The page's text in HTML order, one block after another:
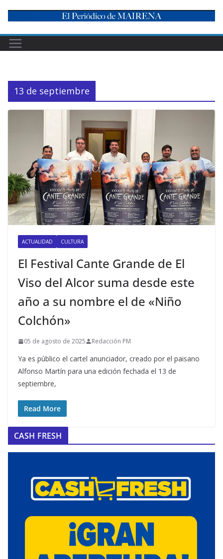
content
13 de septiembre
ACTUALIDAD CULTURA
El Festival Cante Grande de El
Viso del Alcor suma desde este
año a su nombre el de «Niño
Colchón»
05 de agosto de 2025 Redacción PM
Ya es público el cartel anunciador, creado por el paisano
Alfonso Martín para una edición fechada el 13 de
septiembre,
Read More
CASH FRESH